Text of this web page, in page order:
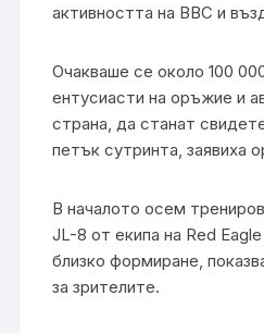
активността на ВВС и
Очакваше се около 100
ентусиасти на оръжие и
страна, да станат
петък сутринта, заявиха
В началото осем
JL-8 от екипа на Red
близко формиране,
за зрителите.